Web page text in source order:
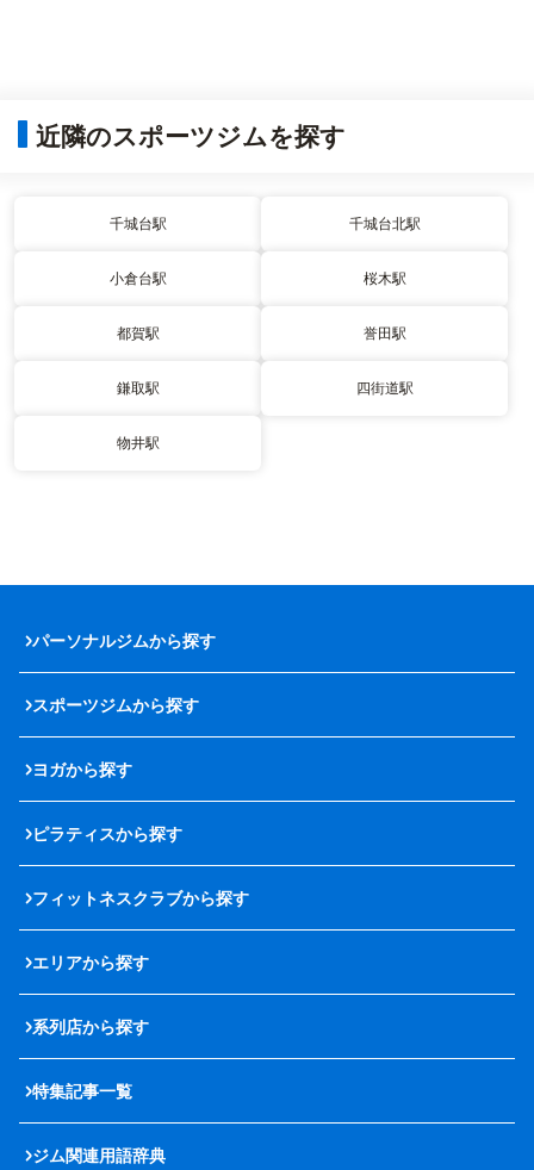
近隣のスポーツジムを探す
千城台駅 千城台北駅
小倉台駅 桜木駅
都賀駅 誉田駅
鎌取駅 四街道駅
物井駅
パーソナルジムから探す
スポーツジムから探す
ヨガから探す
ピラティスから探す
フィットネスクラブから探す
エリアから探す
系列店から探す
特集記事一覧
ジム関連用語辞典